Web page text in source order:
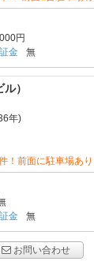
円
金 無
）
年)
！前面に駐車場あり
金 無
お問い合わせ